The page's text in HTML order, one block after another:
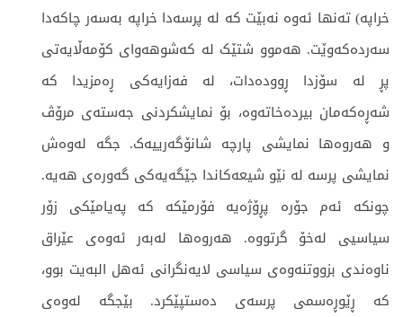
خراپە) تەنها ئەوە نەبێت کە لە پرسەدا خراپە بەسەر چاکەدا
سەردەکەوێت. هەموو شتێک لە کەشوهەوای کۆمەڵایەتی
پڕ لە سۆزدا ڕوودەدات، لە فەزایەکی ڕەمزیدا کە
شەڕەکەمان بیردەخاتەوە، بۆ نمایشکردنی جەستەی مرۆڤ
و هەروەها نمایشی پارچە شانۆگەرییەک. جگە لەوەش
نمایشی پرسە لە نێو شیعەکاندا جێگەیەکی گەورەی هەیە.
چونکە ئەم جۆرە پڕۆژەیە فۆرمێکە کە پەیامێکی زۆر
سیاسیی لەخۆ گرتووە. هەروەها لەبەر ئەوەی عێراق
ناوەندی بزووتنەوەی سیاسی لایەنگرانی ئەهل البەیت بوو،
کە ڕێوڕەسمی پرسەی دەستپێکرد. بێجگە لەوەی